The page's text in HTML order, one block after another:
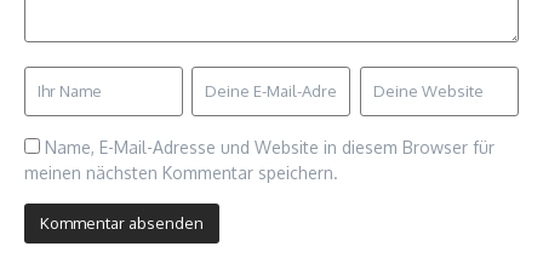
Name, E-Mail-Adresse und Website in diesem Browser für
meinen nächsten Kommentar speichern.